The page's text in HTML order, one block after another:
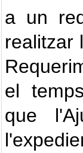
a un
realitzar
el
que